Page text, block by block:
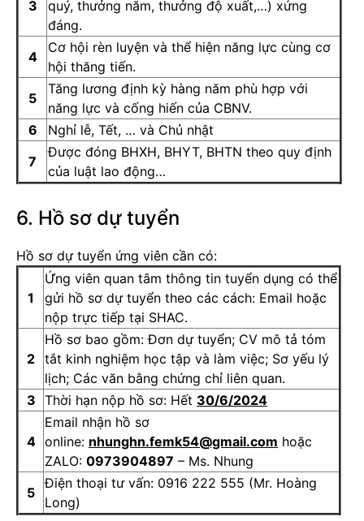
3
quý, thưởng năm, thưởng độ xuất,…) xứng
đáng.
4
Cơ hội rèn luyện và thể hiện năng lực cùng cơ
hội thăng tiến.
5
Tăng lương định kỳ hàng năm phù hợp với
năng lực và cống hiến của CBNV.
6
Nghỉ lễ, Tết, … và Chủ nhật
7
Được đóng BHXH, BHYT, BHTN theo quy định
của luật lao động…
6. Hồ sơ dự tuyển
Hồ sơ dự tuyển ứng viên cần có:
1
Ứng viên quan tâm thông tin tuyển dụng có thể
gửi hồ sơ dự tuyển theo các cách: Email hoặc
nộp trực tiếp tại SHAC.
2
Hồ sơ bao gồm: Đơn dự tuyển; CV mô tả tóm
tắt kinh nghiệm học tập và làm việc; Sơ yếu lý
lịch; Các văn bằng chứng chỉ liên quan.
3 Thời hạn nộp hồ sơ: Hết 30/6/2024
4
Email nhận hồ sơ
online: nhunghn.femk54@gmail.com hoặc
ZALO: 0973904897 – Ms. Nhung
5
Điện thoại tư vấn: 0916 222 555 (Mr. Hoàng
Long)